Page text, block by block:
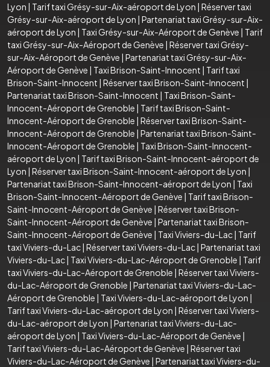
Lyon | Tarif taxi Grésy-sur-Aix-aéroport de Lyon | Réserver taxi
Grésy-sur-Aix-aéroport de Lyon | Partenariat taxi Grésy-sur-Aix-
aéroport de Lyon | Taxi Grésy-sur-Aix-Aéroport de Genève | Tarif
taxi Grésy-sur-Aix-Aéroport de Genève | Réserver taxi Grésy-
sur-Aix-Aéroport de Genève | Partenariat taxi Grésy-sur-Aix-
Aéroport de Genève | Taxi Brison-Saint-Innocent | Tarif taxi
Brison-Saint-Innocent | Réserver taxi Brison-Saint-Innocent |
Partenariat taxi Brison-Saint-Innocent | Taxi Brison-Saint-
Innocent-Aéroport de Grenoble | Tarif taxi Brison-Saint-
Innocent-Aéroport de Grenoble | Réserver taxi Brison-Saint-
Innocent-Aéroport de Grenoble | Partenariat taxi Brison-Saint-
Innocent-Aéroport de Grenoble | Taxi Brison-Saint-Innocent-
aéroport de Lyon | Tarif taxi Brison-Saint-Innocent-aéroport de
Lyon | Réserver taxi Brison-Saint-Innocent-aéroport de Lyon |
Partenariat taxi Brison-Saint-Innocent-aéroport de Lyon | Taxi
Brison-Saint-Innocent-Aéroport de Genève | Tarif taxi Brison-
Saint-Innocent-Aéroport de Genève | Réserver taxi Brison-
Saint-Innocent-Aéroport de Genève | Partenariat taxi Brison-
Saint-Innocent-Aéroport de Genève | Taxi Viviers-du-Lac| Tarif
taxi Viviers-du-Lac| Réserver taxi Viviers-du-Lac| Partenariat taxi
Viviers-du-Lac| Taxi Viviers-du-Lac-Aéroport de Grenoble | Tarif
taxi Viviers-du-Lac-Aéroport de Grenoble | Réserver taxi Viviers-
du-Lac-Aéroport de Grenoble | Partenariat taxi Viviers-du-Lac-
Aéroport de Grenoble | Taxi Viviers-du-Lac-aéroport de Lyon |
Tarif taxi Viviers-du-Lac-aéroport de Lyon | Réserver taxi Viviers-
du-Lac-aéroport de Lyon | Partenariat taxi Viviers-du-Lac-
aéroport de Lyon | Taxi Viviers-du-Lac-Aéroport de Genève |
Tarif taxi Viviers-du-Lac-Aéroport de Genève | Réserver taxi
Viviers-du-Lac-Aéroport de Genève | Partenariat taxi Viviers-du-